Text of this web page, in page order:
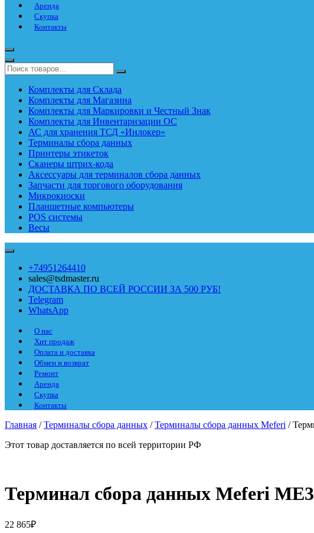
Аренда
Скупка
Контакты
Комплекты для Склада
Комплекты для Магазина
Комплекты для Маркировки и Честный Знак
Комплекты для Инвентаризации ОС
АС для хранения ТСД «Инлокер»
Терминалы сбора данных
Принтеры этикеток
Сканеры штрих-кода
Аксессуары для терминалов сбора данных
Запчасти для торгового оборудования
Микрокиоски
Планшетные компьютеры
POS системы
Весы
+74951264410
sales@tsdmaster.ru
ДОСТАВКА ПО ВСЕЙ РОССИИ ЗА 500 РУБ!
Telegram
WhatsApp
О нас
Хит продаж
Оплата и доставка
Обмен и возврат
Ремонт
Аренда
Скупка
Контакты
Главная /Терминалы сбора данных /Терминалы сбора данных Meferi /
Этот товар доставляется по всей территории РФ
Терминал сбора данных Meferi
22 865₽